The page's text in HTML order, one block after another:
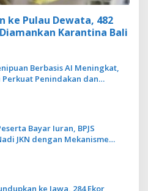
ke Pulau Dewata, 482
Karantina Bali
Berbasis AI Meningkat,
Perkuat Penindakan dan
Aplikasi Anti Penipuan
Bayar Iuran, BPJS
JKN dengan Mekanisme
ke Jawa, 284 Ekor